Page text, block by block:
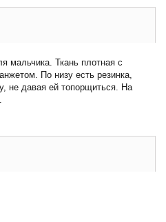
мальчика. Ткань плотная с
По низу есть резинка,
не давая ей топорщиться. На